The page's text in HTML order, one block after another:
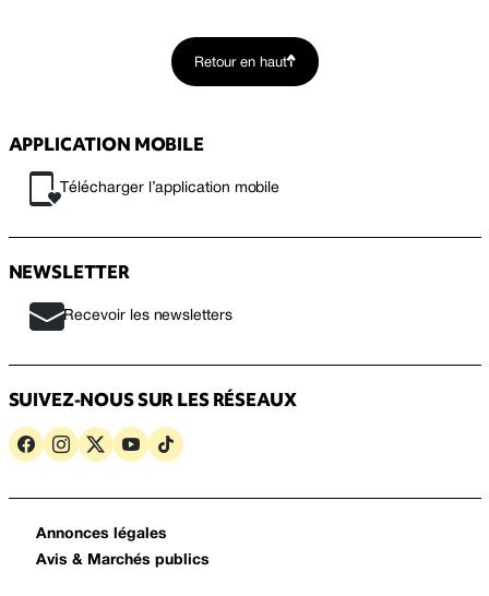
Retour en haut
APPLICATION MOBILE
Télécharger l’application mobile
NEWSLETTER
Recevoir les newsletters
SUIVEZ-NOUS SUR LES RÉSEAUX
Annonces légales
Avis & Marchés publics